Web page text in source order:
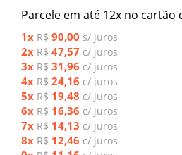
Parcele em até 12x no cartão
1x R$ 90,00 s/ juros
2x R$ 47,57 c/ juros
3x R$ 31,96 c/ juros
4x R$ 24,16 c/ juros
5x R$ 19,48 c/ juros
6x R$ 16,36 c/ juros
7x R$ 14,13 c/ juros
8x R$ 12,46 c/ juros